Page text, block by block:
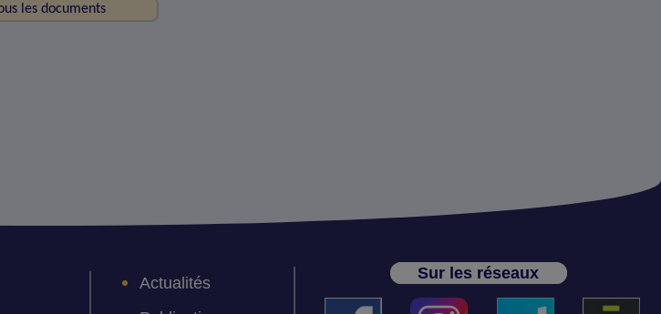
les documents
Actualités
Sur les réseaux